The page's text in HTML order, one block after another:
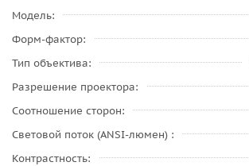
Модель
Форм-фактор
Тип объектива
Разрешение проектора
Соотношение сторон
Световой поток (ANSI-люмен)
Контрастность